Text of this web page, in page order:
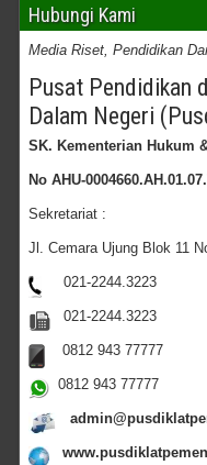
Hubungi Kami
Media Riset, Pendidikan
Pusat Pendidikan
Dalam Negeri
SK. Kementerian Hukum
No AHU-
Sekretariat :
Jl. Cemara Ujung Blok 11
021-2244.3223
021-2244.3223
0812 943 77777
0812 943 77777